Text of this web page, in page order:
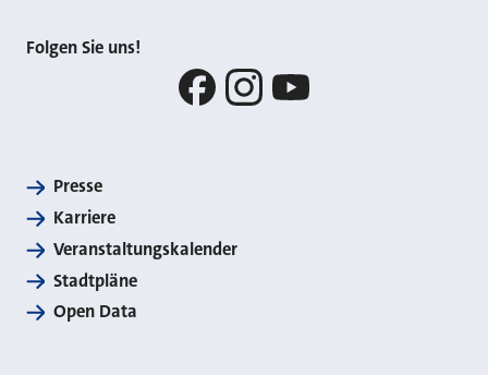
Folgen Sie uns!
Presse
Karriere
Veranstaltungskalender
Stadtpläne
Open Data